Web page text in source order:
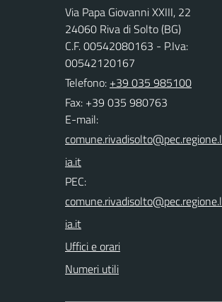
Via Papa Giovanni XXIII, 22
24060 Riva di Solto (BG)
C.F. 00542080163 - P.Iva:
00542120167
Telefono: +39 035 985100
Fax: +39 035 980763
E-mail:
PEC:
Uffici e orari
Numeri utili